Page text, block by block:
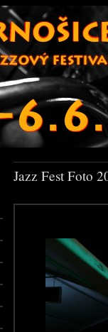
Jazz Fest Foto